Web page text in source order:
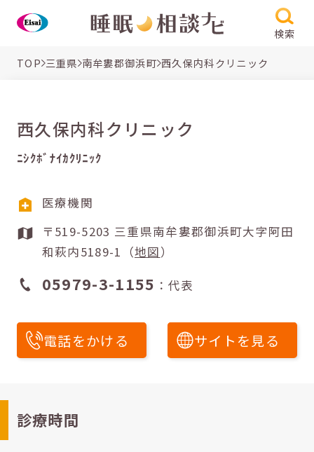
検索
TOP 三重県 南牟婁郡御浜町 西久保内科クリニック
西久保内科クリニック
ﾆｼｸﾎﾞﾅｲｶｸﾘﾆｯｸ
医療機関
〒519-5203 三重県南牟婁郡御浜町大字阿田
和萩内5189-1（地図）
05979-3-1155 ：代表
電話をかける サイトを見る
診療時間